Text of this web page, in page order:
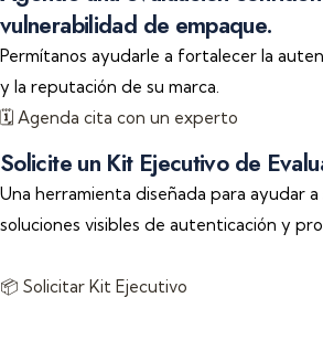
vulnerabilidad de empaque.
Permítanos ayudarle a fortalecer la
y la reputación de su marca.
🗓️ Agenda cita con un experto
Solicite un Kit Ejecutivo de
Una herramienta diseñada para ayudar
soluciones visibles de autenticación y
📦 Solicitar Kit Ejecutivo